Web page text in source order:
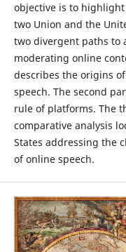
objective is to
two Union and the
two divergent paths to
moderating online
describes the origins
speech. The second
rule of platforms. The
comparative analysis
States addressing the
of online speech.